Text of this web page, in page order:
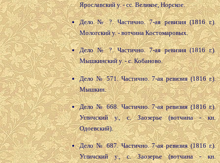
Ярославский у. - сс. Великое, Норское.
Дело № ?. Частично. 7-ая ревизия (1816 г.).
Мологский у. - вотчина Костомаровых.
Дело № ?. Частично. 7-ая ревизия (1816 г.).
Мышкинский у. - с. Кобаново.
Дело № 571. Частично. 7-ая ревизия (1816 г.).
Мышкин.
Дело № 668. Частично. 7-ая ревизия (1816 г.).
Угличский у., с. Заозерье (вотчина - кн.
Одоевский).
Дело № 687. Частично. 7-ая ревизия (1816 г.).
Угличский у., с. Заозерье (вотчина - кн.